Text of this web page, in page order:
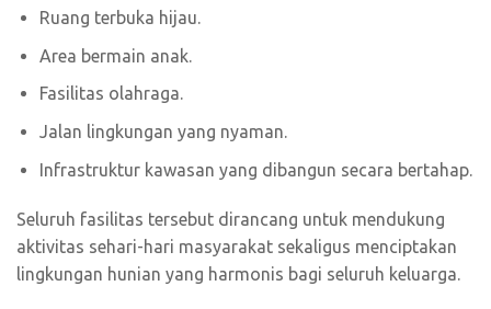
Ruang terbuka hijau.
Area bermain anak.
Fasilitas olahraga.
Jalan lingkungan yang nyaman.
Infrastruktur kawasan yang dibangun secara bertahap.
Seluruh fasilitas tersebut dirancang untuk mendukung
aktivitas sehari-hari masyarakat sekaligus menciptakan
lingkungan hunian yang harmonis bagi seluruh keluarga.